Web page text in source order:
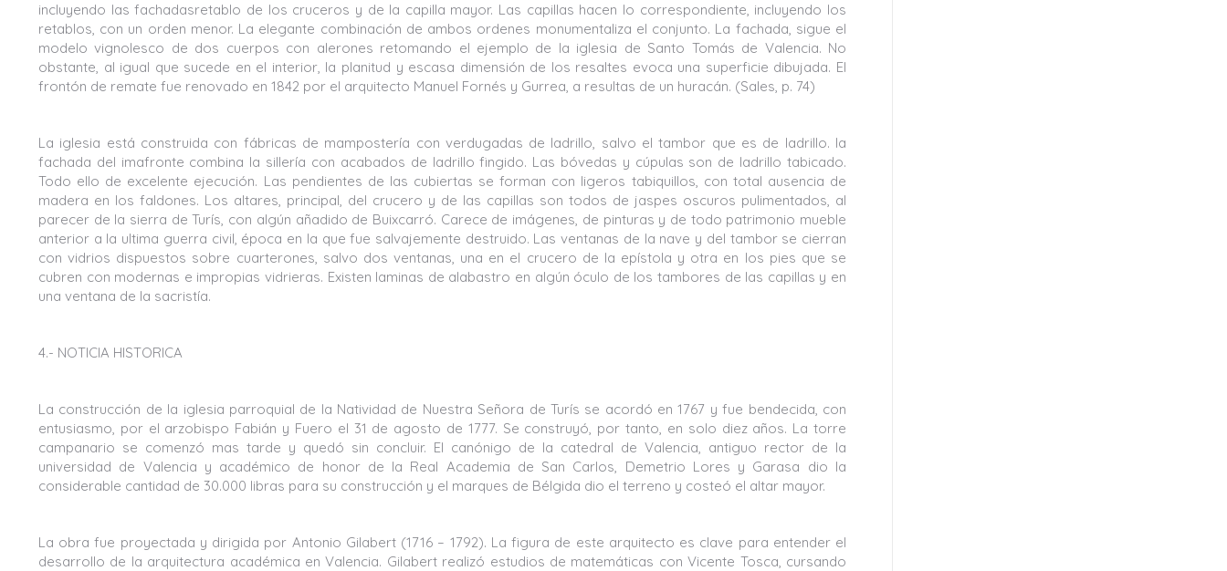
incluyendo las fachadasretablo de los cruceros y de la capilla mayor. Las capillas hacen lo correspondiente, incluyendo los
retablos, con un orden menor. La elegante combinación de ambos ordenes monumentaliza el conjunto. La fachada, sigue el
modelo vignolesco de dos cuerpos con alerones retomando el ejemplo de la iglesia de Santo Tomás de Valencia. No
obstante, al igual que sucede en el interior, la planitud y escasa dimensión de los resaltes evoca una superficie dibujada. El
frontón de remate fue renovado en 1842 por el arquitecto Manuel Fornés y Gurrea, a resultas de un huracán. (Sales, p. 74)
La iglesia está construida con fábricas de mampostería con verdugadas de ladrillo, salvo el tambor que es de ladrillo. la
fachada del imafronte combina la sillería con acabados de ladrillo fingido. Las bóvedas y cúpulas son de ladrillo tabicado.
Todo ello de excelente ejecución. Las pendientes de las cubiertas se forman con ligeros tabiquillos, con total ausencia de
madera en los faldones. Los altares, principal, del crucero y de las capillas son todos de jaspes oscuros pulimentados, al
parecer de la sierra de Turís, con algún añadido de Buixcarró. Carece de imágenes, de pinturas y de todo patrimonio mueble
anterior a la ultima guerra civil, época en la que fue salvajemente destruido. Las ventanas de la nave y del tambor se cierran
con vidrios dispuestos sobre cuarterones, salvo dos ventanas, una en el crucero de la epístola y otra en los pies que se
cubren con modernas e impropias vidrieras. Existen laminas de alabastro en algún óculo de los tambores de las capillas y en
una ventana de la sacristía.
4.- NOTICIA HISTORICA
La construcción de la iglesia parroquial de la Natividad de Nuestra Señora de Turís se acordó en 1767 y fue bendecida, con
entusiasmo, por el arzobispo Fabián y Fuero el 31 de agosto de 1777. Se construyó, por tanto, en solo diez años. La torre
campanario se comenzó mas tarde y quedó sin concluir. El canónigo de la catedral de Valencia, antiguo rector de la
universidad de Valencia y académico de honor de la Real Academia de San Carlos, Demetrio Lores y Garasa dio la
considerable cantidad de 30.000 libras para su construcción y el marques de Bélgida dio el terreno y costeó el altar mayor.
La obra fue proyectada y dirigida por Antonio Gilabert (1716 – 1792). La figura de este arquitecto es clave para entender el
desarrollo de la arquitectura académica en Valencia. Gilabert realizó estudios de matemáticas con Vicente Tosca, cursando